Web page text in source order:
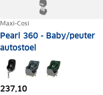
Maxi-Cosi
Pearl 360 - Baby/peuter
autostoel
237,10